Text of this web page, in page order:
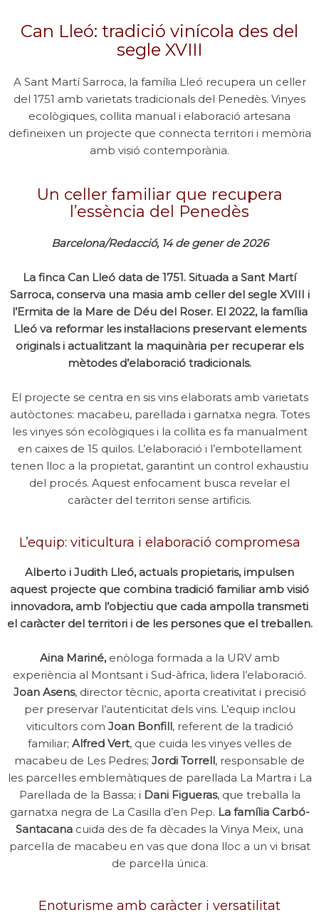
Can Lleó: tradició vinícola des del
segle XVIII
A Sant Martí Sarroca, la família Lleó recupera un celler
del 1751 amb varietats tradicionals del Penedès. Vinyes
ecològiques, collita manual i elaboració artesana
defineixen un projecte que connecta territori i memòria
amb visió contemporània.
Un celler familiar que recupera
l’essència del Penedès
Barcelona/Redacció, 14 de gener de 2026
La finca Can Lleó data de 1751. Situada a Sant Martí
Sarroca, conserva una masia amb celler del segle XVIII i
l’Ermita de la Mare de Déu del Roser. El 2022, la família
Lleó va reformar les instal·lacions preservant elements
originals i actualitzant la maquinària per recuperar els
mètodes d’elaboració tradicionals.
El projecte se centra en sis vins elaborats amb varietats
autòctones: macabeu, parellada i garnatxa negra. Totes
les vinyes són ecològiques i la collita es fa manualment
en caixes de 15 quilos. L’elaboració i l’embotellament
tenen lloc a la propietat, garantint un control exhaustiu
del procés. Aquest enfocament busca revelar el
caràcter del territori sense artificis.
L’equip: viticultura i elaboració compromesa
Alberto i Judith Lleó, actuals propietaris, impulsen
aquest projecte que combina tradició familiar amb visió
innovadora, amb l’objectiu que cada ampolla transmeti
el caràcter del territori i de les persones que el treballen.
Aina Mariné,enòloga formada a la URV amb
experiència al Montsant i Sud-àfrica, lidera l’elaboració.
Joan Asens, director tècnic, aporta creativitat i precisió
per preservar l’autenticitat dels vins. L’equip inclou
viticultors com Joan Bonfill, referent de la tradició
familiar; Alfred Vert, que cuida les vinyes velles de
macabeu de Les Pedres; Jordi Torrell, responsable de
les parcel·les emblemàtiques de parellada La Martra i La
Parellada de la Bassa; i Dani Figueras, que treballa la
garnatxa negra de La Casilla d’en Pep. La família Carbó-
Santacana cuida des de fa dècades la Vinya Meix, una
parcel·la de macabeu en vas que dona lloc a un vi brisat
de parcel·la única.
Enoturisme amb caràcter i versatilitat